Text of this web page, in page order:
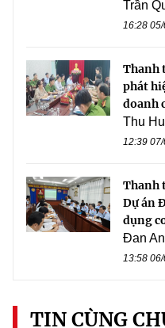
Trần
16:28
Thanh
phát
doanh
Thu
12:39
Thanh
Dự án
dụng
Đan
13:58
TIN CÙNG